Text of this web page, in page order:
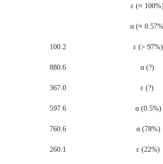
(ε (≈ 100%
(%ε (> 97
100.2
(?) α
880.6
(?) ε
367.0
(%α (0.5
597.6
(%α (78
760.6
(%ε (22
260.1